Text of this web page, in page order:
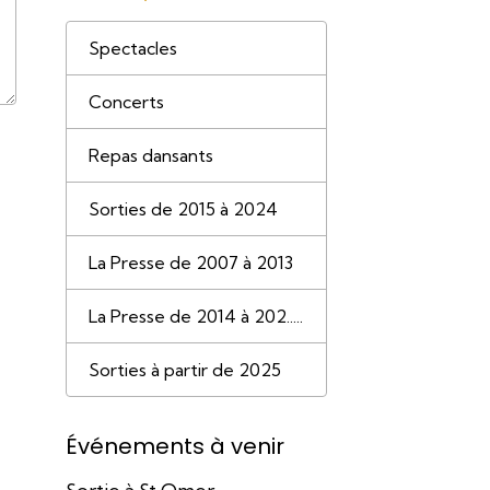
Spectacles
Concerts
Repas dansants
Sorties de 2015 à 2024
La Presse de 2007 à 2013
La Presse de 2014 à 202.....
Sorties à partir de 2025
Événements à venir